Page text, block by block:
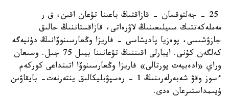
25 - جەلتوقسان - قازاقتىڭ باعىنا تۋعان اقىن، ق ر
مەملەكەتتىك سىيلىعىنىڭ لاۋرەاتى، قازاقستاننىڭ حالىق
جازۋشىسى، پوەزيا پاديشاسى - فاريزا وڭعارسىنوۆانىڭ دۇنيەگە
كەلگەن كۇنى. ايبارلى اقىننىڭ تۋعانىنا بيىل 75 جىل. وسىعان
وراي «ادەبيەت پورتالى» فاريزا وڭعارسىنوۆا اتىنداعى كوركەم
ءسوز وقۋ شەبەرلەرىنىڭ 1 - رەسپۋبليكالىق ينتەرنەت- بايقاۋىن
ۇيىمداستىرعان ەدى.